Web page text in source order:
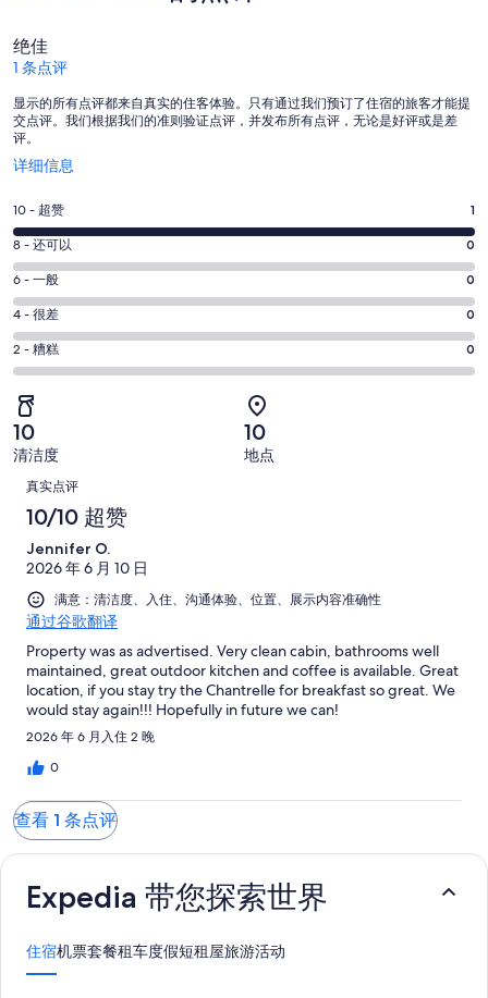
点
评
绝佳
1 条点评
显示的所有点评都来自真实的住客体验。只有通过我们预订了住宿的旅客才能提
交点评。我们根据我们的准则验证点评，并发布所有点评，无论是好评或是差
评。
详细信息
在
窗
中
打
开
10
分
-
超
赞。
1
条
好
评，
共
有
条
点
10 - 超赞 1
8
分
-
还
可
以。
条
好
评，
共
有
条
点
评
8 - 还可以 0
6
分
-
一
般。
0
条
好
评，
共
有
条
评
6 - 一般 0
4
分
-
差。
0
条
好
评，
有
条
点
评
4 - 很差 0
2
分
-
糟
糕。
0
条
好
评，
共
条
点
评
2 - 糟糕 0
10
清洁度
10
地点
点
评
真实点评
10/10 超赞
Jennifer O.
2026 年 6 月 10 日
满意：清洁度、入住、沟通体验、位置、展示内容准确性
通过谷歌翻译
Property was as advertised. Very clean cabin, bathrooms well
maintained, great outdoor kitchen and coffee is available. Great
location, if you stay try the Chantrelle for breakfast so great. We
would stay again!!! Hopefully in future we can!
2026 年 6 月入住 2 晚
0
查看 1 条点评
Expedia 带您探索世界
住宿机票套餐租车度假短租屋旅游活动